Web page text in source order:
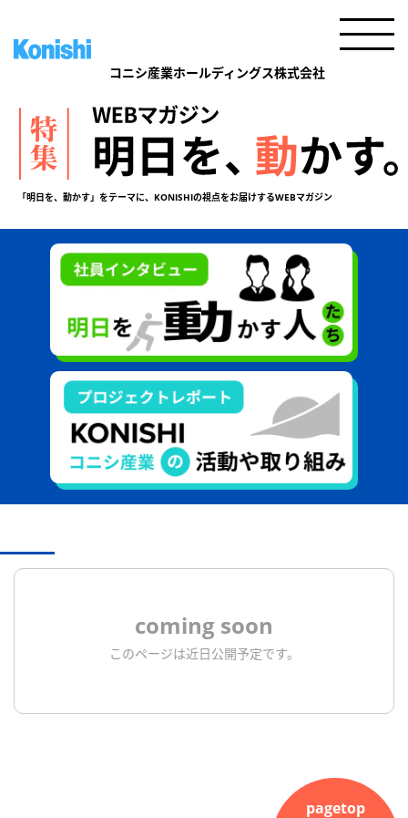
「明日を、動かす」をテーマに、KONISHIの視点をお届けするWEBマガジン
coming soon
このページは近日公開予定です。
pagetop